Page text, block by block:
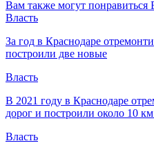
Вам также могут понравиться
Власть
За год в Краснодаре
построили две новые
Власть
В 2021 году в Краснодаре
дорог и построили около 10
Власть